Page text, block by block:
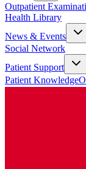
Outpatient
Health Library
News & Events
Social Network
Patient Support
Patient Knowledge